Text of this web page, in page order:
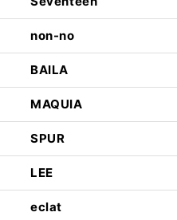
non-no
BAILA
MAQUIA
SPUR
LEE
eclat